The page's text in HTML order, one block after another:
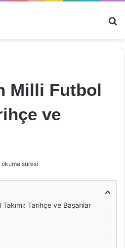
Milli Futbol
ve
süresi
Tarihçe ve Başarılar